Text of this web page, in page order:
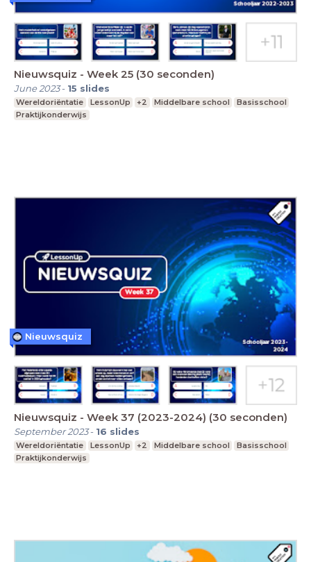
Nieuwsquiz - Week 25 (30 seconden)
June 2023- 15 slides
Wereldoriëntatie LessonUp +2 Middelbare school
Basisschool
Praktijkonderwijs
Nieuwsquiz - Week 37 (2023-2024) (30 seconden)
September 2023- 16 slides
Wereldoriëntatie LessonUp +2 Middelbare school
Basisschool
Praktijkonderwijs
Nieuwsquiz